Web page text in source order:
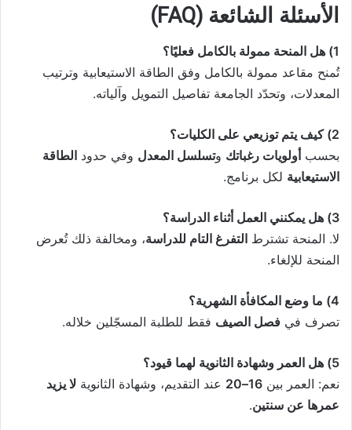
الأسئلة الشائعة (FAQ)
1) هل المنحة ممولة بالكامل فعليًا؟
تُمنح مقاعد ممولة بالكامل وفق الطاقة الاستيعابية وترتيب
المعدلات، وتحدّد الجامعة تفاصيل التمويل وآلياته.
2) كيف يتم توزيعي على الكليات؟
بحسب أولويات رغباتك وتسلسل المعدل وفي حدود الطاقة
الاستيعابية لكل برنامج.
3) هل يمكنني العمل أثناء الدراسة؟
لا. المنحة تشترط التفرغ التام للدراسة، ومخالفة ذلك تُعرض
المنحة للإلغاء.
4) ما وضع المكافأة الشهرية؟
تصرف في فصل الصيف فقط للطلبة المسجّلين خلاله.
5) هل العمر وشهادة الثانوية لهما قيود؟
نعم: العمر بين 16–20 عند التقديم، وشهادة الثانوية لا يزيد
عمرها عن سنتين.